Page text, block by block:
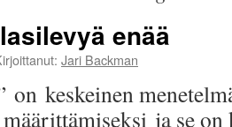
enää
Jari Backman
on keskeinen
ja se